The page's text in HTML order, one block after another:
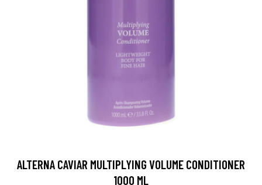
ALTERNA CAVIAR MULTIPLYING VOLUME CONDITIONER
1000 ML